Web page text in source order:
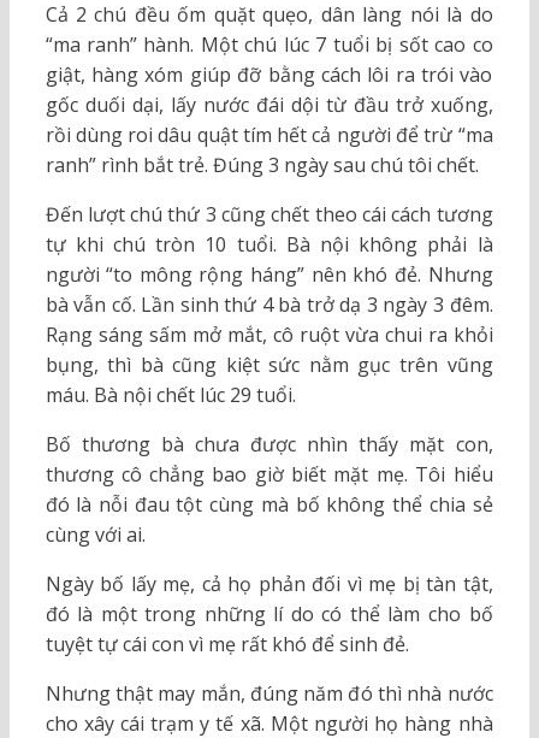
Cả 2 chú đều ốm quặt quẹo, dân làng nói là do
“ma ranh” hành. Một chú lúc 7 tuổi bị sốt cao co
giật, hàng xóm giúp đỡ bằng cách lôi ra trói vào
gốc duối dại, lấy nước đái dội từ đầu trở xuống,
rồi dùng roi dâu quật tím hết cả người để trừ “ma
ranh” rình bắt trẻ. Đúng 3 ngày sau chú tôi chết.
Đến lượt chú thứ 3 cũng chết theo cái cách tương
tự khi chú tròn 10 tuổi. Bà nội không phải là
người “to mông rộng háng” nên khó đẻ. Nhưng
bà vẫn cố. Lần sinh thứ 4 bà trở dạ 3 ngày 3 đêm.
Rạng sáng sấm mở mắt, cô ruột vừa chui ra khỏi
bụng, thì bà cũng kiệt sức nằm gục trên vũng
máu. Bà nội chết lúc 29 tuổi.
Bố thương bà chưa được nhìn thấy mặt con,
thương cô chẳng bao giờ biết mặt mẹ. Tôi hiểu
đó là nỗi đau tột cùng mà bố không thể chia sẻ
cùng với ai.
Ngày bố lấy mẹ, cả họ phản đối vì mẹ bị tàn tật,
đó là một trong những lí do có thể làm cho bố
tuyệt tự cái con vì mẹ rất khó để sinh đẻ.
Nhưng thật may mắn, đúng năm đó thì nhà nước
cho xây cái trạm y tế xã. Một người họ hàng nhà